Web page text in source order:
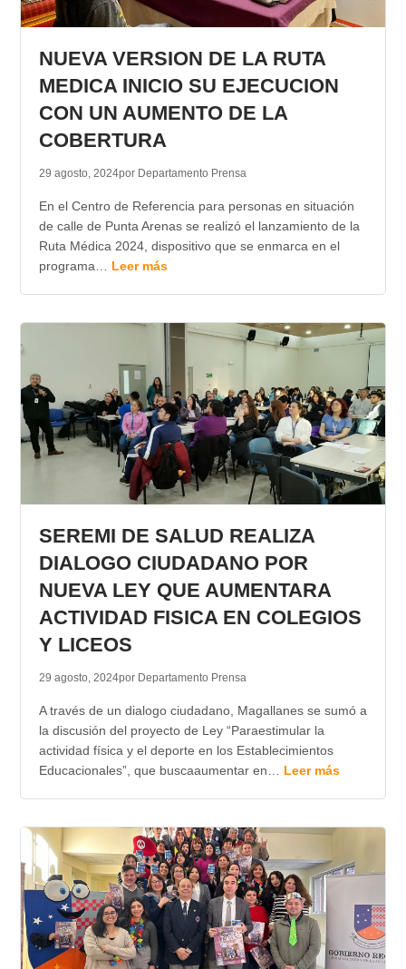
NUEVA VERSION DE LA RUTA
MEDICA INICIO SU EJECUCION
CON UN AUMENTO DE LA
COBERTURA
29 agosto, 2024por Departamento Prensa
En el Centro de Referencia para personas en situación
de calle de Punta Arenas se realizó el lanzamiento de la
Ruta Médica 2024, dispositivo que se enmarca en el
programa… Leer más
SEREMI DE SALUD REALIZA
DIALOGO CIUDADANO POR
NUEVA LEY QUE AUMENTARA
ACTIVIDAD FISICA EN COLEGIOS
Y LICEOS
29 agosto, 2024por Departamento Prensa
A través de un dialogo ciudadano, Magallanes se sumó a
la discusión del proyecto de Ley “Paraestimular la
actividad física y el deporte en los Establecimientos
Educacionales”, que buscaaumentar en… Leer más